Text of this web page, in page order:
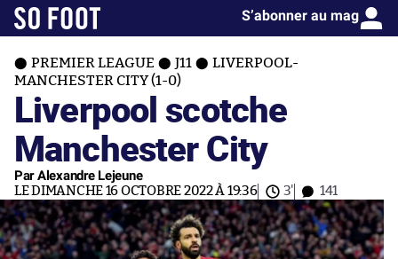
S’abonner au mag
PREMIER LEAGUE J11
LIVERPOOL-
MANCHESTER CITY (1-0)
Liverpool scotche
Manchester City
Par Alexandre Lejeune
LE DIMANCHE 16 OCTOBRE 2022 À 19:36 3' 141